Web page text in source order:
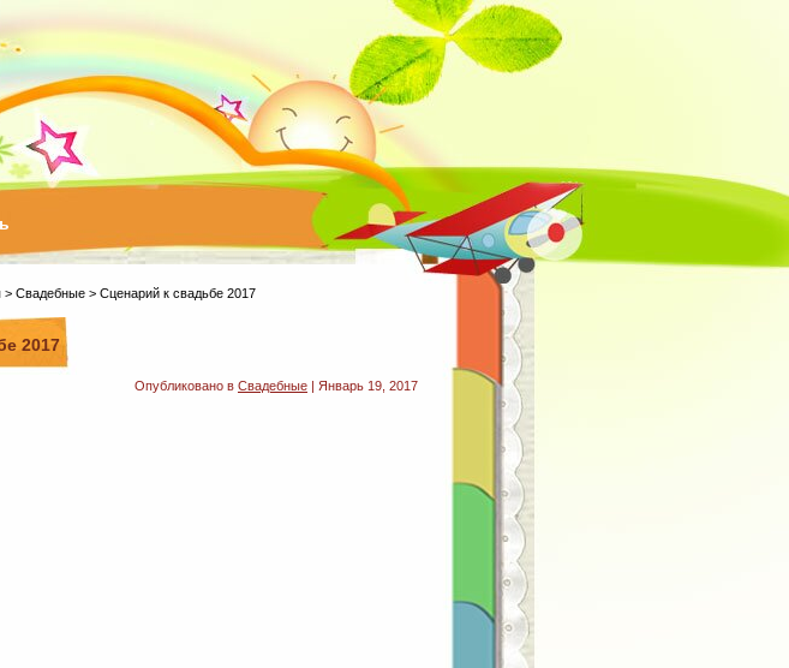
> Свадебные > Сценарий к свадьбе 2017
2017
Опубликовано в Свадебные | Январь 19, 2017